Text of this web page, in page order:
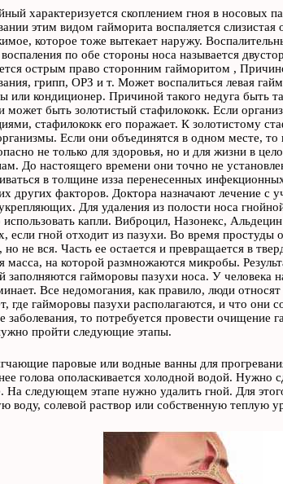
характеризуется скоплением гноя в
этим видом гайморита воспаляется
которое тоже вытекает наружу.
воспаления по обе стороны носа называется
острым право сторонним гайморитом ,
грипп, ОРЗ и т. Может воспалиться левая
или кондиционер. Причиной такого недуга быть
может быть золотистый стафилококк. Если
стафилококк его поражает. К золотистому
Если они объединятся в одном месте, то
не только для здоровья, но и для жизни в
До настоящего времени они точно не
в толщине изза перенесенных
других факторов. Доктора назначают лечение с
Для удаления из полости носа
капли. Виброцил, Назонекс,
если гной отходит из пазухи. Во время
но не вся. Часть ее остается и превращается в
масса, на которой размножаются микробы.
заполняются гайморовы пазухи носа. У человека
Все недомогания, как правило, люди
где гайморовы пазухи располагаются, и что они
заболевания, то потребуется провести очищение
пройти следующие этапы.
паровые или водные ванны для
голова ополаскивается холодной водой. Нужно
На следующем этапе нужно удалить гной. Для
воду, солевой раствор или собственную теплую